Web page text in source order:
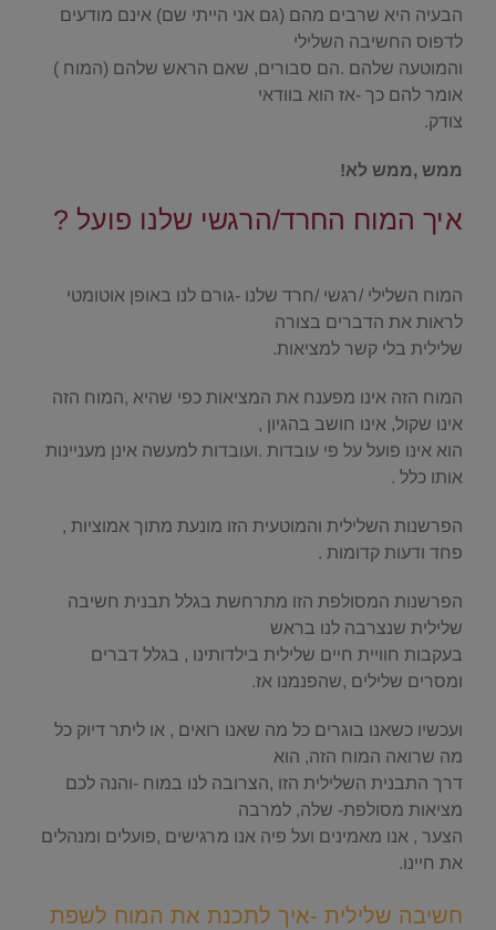
הבעיה היא שרבים מהם (גם אני הייתי שם) אינם מודעים
לדפוס החשיבה השלילי
והמוטעה שלהם .הם סבורים, שאם הראש שלהם (המוח )
אומר להם כך -אז הוא בוודאי
צודק.
ממש ,ממש לא!
איך המוח החרד/הרגשי שלנו פועל ?
המוח השלילי /רגשי /חרד שלנו -גורם לנו באופן אוטומטי
לראות את הדברים בצורה
שלילית בלי קשר למציאות.
המוח הזה אינו מפענח את המציאות כפי שהיא ,המוח הזה
אינו שקול, אינו חושב בהגיון ,
הוא אינו פועל על פי עובדות .ועובדות למעשה אינן מעניינות
אותו כלל .
הפרשנות השלילית והמוטעית הזו מונעת מתוך אמוציות ,
פחד ודעות קדומות .
הפרשנות המסולפת הזו מתרחשת בגלל תבנית חשיבה
שלילית שנצרבה לנו בראש
בעקבות חוויית חיים שלילית בילדותינו , בגלל דברים
ומסרים שלילים ,שהפנמנו אז.
ועכשיו כשאנו בוגרים כל מה שאנו רואים , או ליתר דיוק כל
מה שרואה המוח הזה, הוא
דרך התבנית השלילית הזו ,הצרובה לנו במוח -והנה לכם
מציאות מסולפת- שלה, למרבה
הצער , אנו מאמינים ועל פיה אנו מרגישים ,פועלים ומנהלים
את חיינו.
חשיבה שלילית -איך לתכנת את המוח לשפת